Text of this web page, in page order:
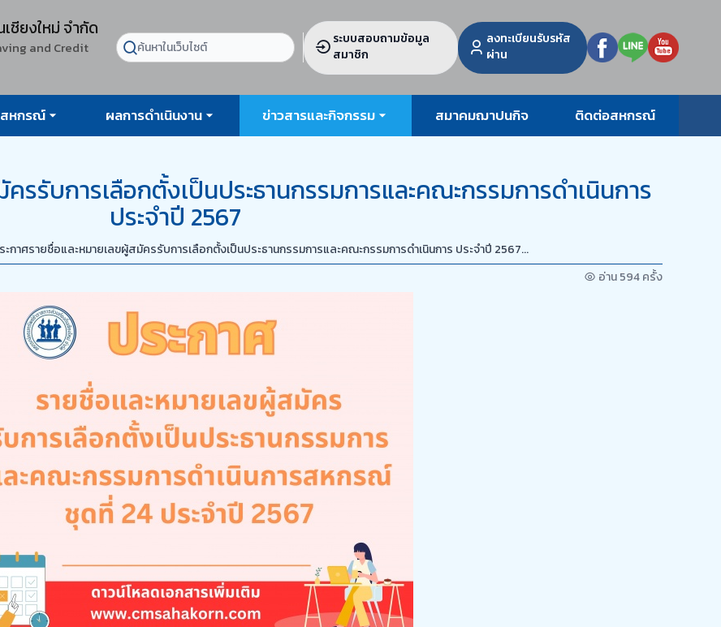
ชียงใหม่ จำกัด
and Credit
ระบบสอบถามข้อมูล
สมาชิก
ลงทะเบียนรับรหัส
ผ่าน
สหกรณ์ ผลการดำเนินงาน ข่าวสารและกิจกรรม สมาคมฌาปนกิจ ติดต่อสหกรณ์
รรับการเลือกตั้งเป็นประธานกรรมการและคณะกรรมการดำเนินการ
ประจำปี 2567
ะกาศรายชื่อและหมายเลขผู้สมัครรับการเลือกตั้งเป็นประธานกรรมการและคณะกรรมการดำเนินการ ประจำปี 2567...
อ่าน 594 ครั้ง